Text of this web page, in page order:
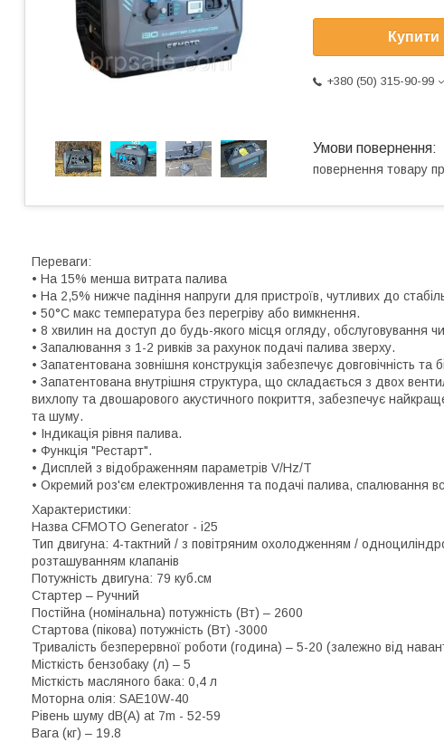
Купити
+380 (50) 315-90-99
повернення товару
Переваги:
• На 15% менша витрата палива
• На 2,5% нижче падіння напруги для пристроїв, чутливих до
• 50°C макс температура без перегріву або вимкнення.
• 8 хвилин на доступ до будь-якого місця огляду, обслуговування
• Запалювання з 1-2 ривків за рахунок подачі палива зверху.
• Запатентована зовнішня конструкція забезпечує довговічність та
• Запатентована внутрішня структура, що складається з двох
вихлопу та двошарового акустичного покриття, забезпечує
та шуму.
• Індикація рівня палива.
• Функція "Рестарт".
• Дисплей з відображенням параметрів V/Hz/T
• Окремий роз'єм електроживлення та подачі палива, спалювання
Характеристики:
Назва CFMOTO Generator - i25
Тип двигуна: 4-тактний / з повітряним охолодженням /
розташуванням клапанів
Потужність двигуна: 79 куб.см
Стартер – Ручний
Постійна (номінальна) потужність (Вт) – 2600
Стартова (пікова) потужність (Вт) -3000
Тривалість безперервної роботи (година) – 5-20 (залежно від
Місткість бензобаку (л) – 5
Місткість масляного бака: 0,4 л
Моторна олія: SAE10W-40
Рівень шуму dB(A) at 7m - 52-59
Вага (кг) – 19.8